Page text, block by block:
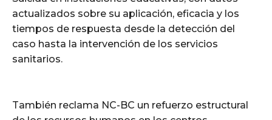
actualizados sobre su aplicación, eficacia y los
tiempos de respuesta desde la detección del
caso hasta la intervención de los servicios
sanitarios.
También reclama NC-BC un refuerzo estructural